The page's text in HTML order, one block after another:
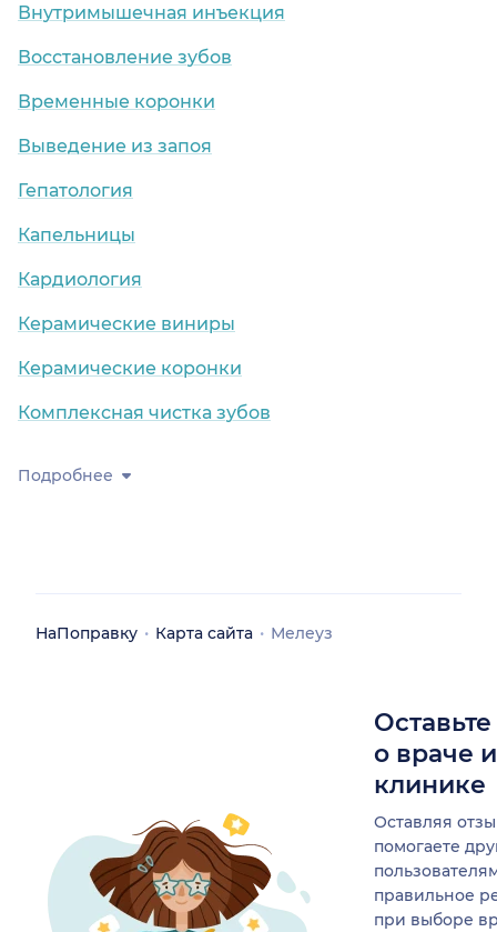
Внутримышечная инъекция
Восстановление зубов
Временные коронки
Выведение из запоя
Гепатология
Капельницы
Кардиология
Керамические виниры
Керамические коронки
Комплексная чистка зубов
Подробнее
НаПоправку Карта сайта Мелеуз
о враче
клинике
Оставляя
помогаете
правильное
при выборе